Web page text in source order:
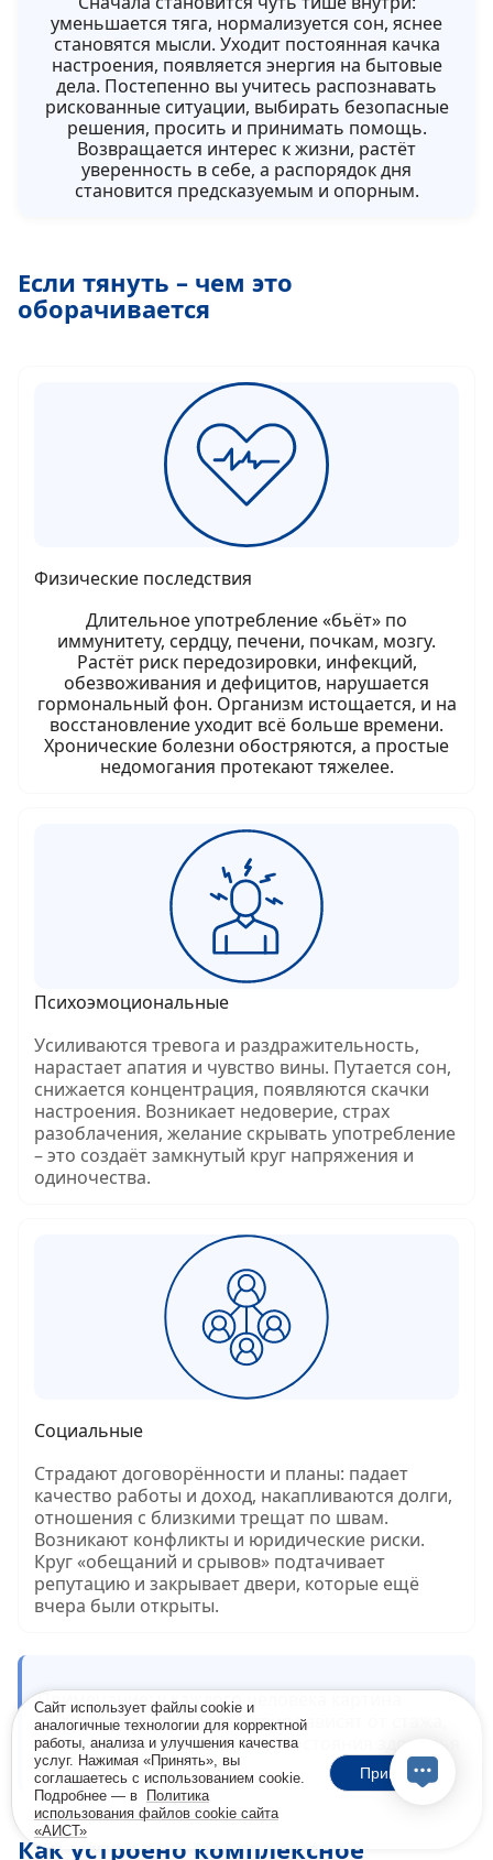
уменьшается тяга, нормализуется сон, яснее
становятся мысли. Уходит постоянная качка
настроения, появляется энергия на бытовые
дела. Постепенно вы учитесь распознавать
рискованные ситуации, выбирать безопасные
решения, просить и принимать помощь.
Возвращается интерес к жизни, растёт
уверенность в себе, а распорядок дня
становится предсказуемым и опорным.
Если тянуть – чем это
оборачивается
Физические последствия
Длительное употребление «бьёт» по
иммунитету, сердцу, печени, почкам, мозгу.
Растёт риск передозировки, инфекций,
обезвоживания и дефицитов, нарушается
гормональный фон. Организм истощается, и на
восстановление уходит всё больше времени.
Хронические болезни обостряются, а простые
недомогания протекают тяжелее.
Психоэмоциональные
Усиливаются тревога и раздражительность,
нарастает апатия и чувство вины. Путается сон,
снижается концентрация, появляются скачки
настроения. Возникает недоверие, страх
разоблачения, желание скрывать употребление
– это создаёт замкнутый круг напряжения и
одиночества.
Социальные
Страдают договорённости и планы: падает
качество работы и доход, накапливаются долги,
отношения с близкими трещат по швам.
Возникают конфликты и юридические риски.
Круг «обещаний и срывов» подтачивает
репутацию и закрывает двери, которые ещё
вчера были открыты.
Примечание: у каждого человека картина
индивидуальна. Последствия зависят от стажа,
частоты и состава веществ, состояния здоровья
и множества факторов.
Как устроено комплексное
Сайт использует файлы cookie и
аналогичные технологии для корректной
работы, анализа и улучшения качества
услуг. Нажимая «Принять», вы
соглашаетесь с использованием cookie.
Подробнее — в
Политика
использования файлов cookie сайта
«АИСТ»
Принять